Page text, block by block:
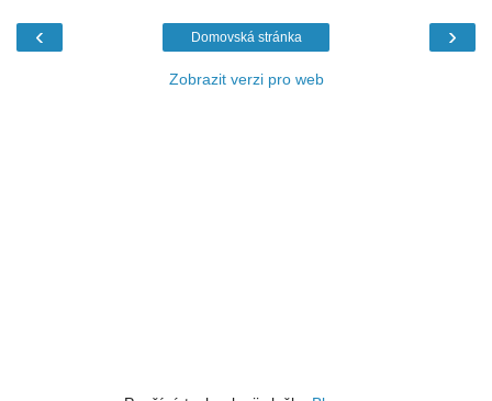
‹ ›
Domovská stránka
Zobrazit verzi pro web